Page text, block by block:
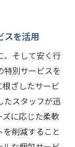
スを活用
、そして安く行
特別サービスを
ざしたサービ
たスタッフが迅
に応じた柔軟
削減すること